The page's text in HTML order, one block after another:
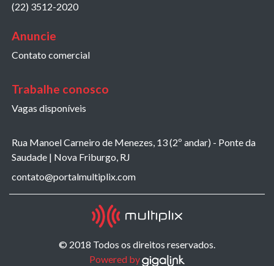
(22) 3512-2020
Anuncie
Contato comercial
Trabalhe conosco
Vagas disponíveis
Rua Manoel Carneiro de Menezes, 13 (2º andar) - Ponte da
Saudade | Nova Friburgo, RJ
contato@portalmultiplix.com
© 2018 Todos os direitos reservados.
Powered by